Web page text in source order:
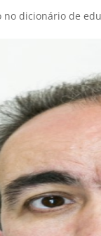
no dicionário de